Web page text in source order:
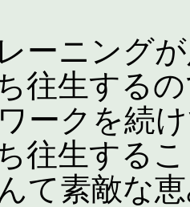
ーニング
往生する
ークを続
往生する
て素敵な